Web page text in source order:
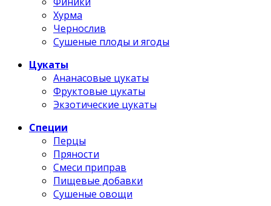
Хурма
Чернослив
Сушеные плоды и ягоды
Цукаты
Ананасовые цукаты
Фруктовые цукаты
Экзотические цукаты
Специи
Перцы
Пряности
Смеси приправ
Пищевые добавки
Сушеные овощи